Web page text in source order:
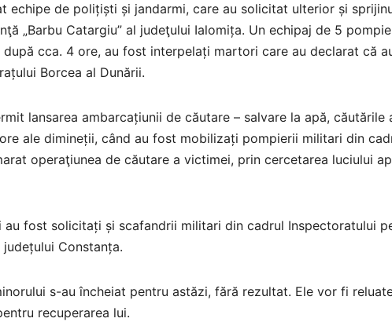
echipe de polițiști și jandarmi, care au solicitat ulterior și
„Barbu Catargiu” al judeţului Ialomița. Un echipaj de 5
cca. 4 ore, au fost interpelați martori care au declarat că
Borcea al Dunării.
lansarea ambarcațiunii de căutare – salvare la apă, căutările
ale dimineții, când au fost mobilizați pompierii militari din
operaţiunea de căutare a victimei, prin cercetarea luciului
au fost solicitați și scafandrii militari din cadrul Inspectoratului
județului Constanța.
s-au încheiat pentru astăzi, fără rezultat. Ele vor fi
recuperarea lui.